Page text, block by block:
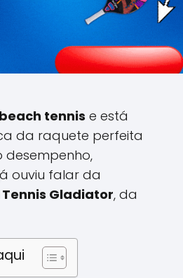
beach tennis e está
da raquete perfeita
ouviu falar da
Gladiator, da